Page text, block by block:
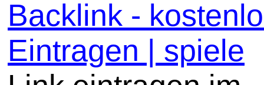
Backlink -
Eintragen | spiele